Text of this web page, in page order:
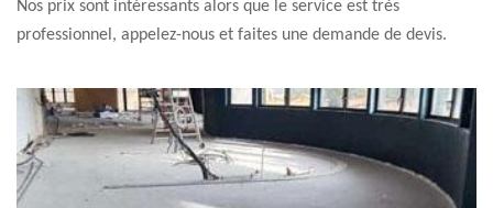
Nos prix sont intéressants alors que le service est très
professionnel, appelez-nous et faites une demande de devis.